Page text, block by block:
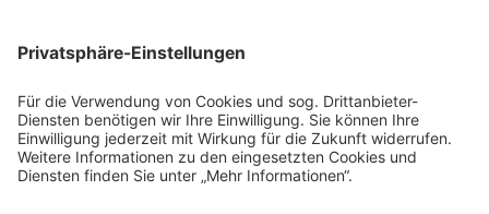
Karriere
Kontakt
RECHTLICHES